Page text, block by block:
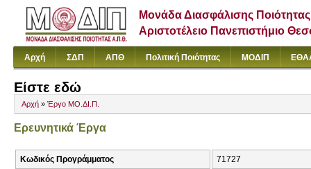
Μονάδα Διασφάλισης Ποιότητας
Αριστοτέλειο Πανεπιστήμιο
Αρχή ΣΔΠ ΑΠΘ Πολιτική Ποιότητας ΜΟΔΙΠ
Είστε εδώ
Αρχή » Έργο ΜΟ.ΔΙ.Π.
Ερευνητικά Έργα
Κωδικός Προγράμματος 71727